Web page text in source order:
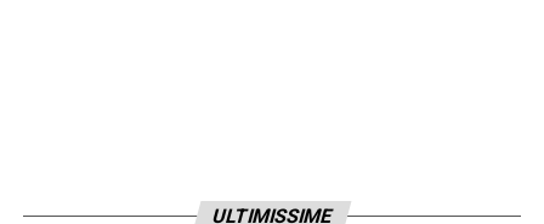
ULTIMISSIME